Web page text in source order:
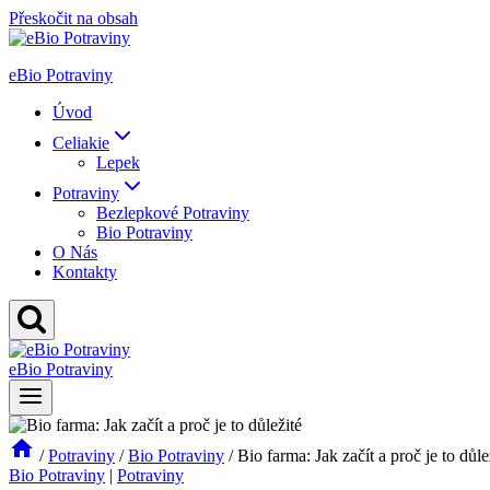
Přeskočit na obsah
eBio Potraviny
Úvod
Celiakie
Lepek
Potraviny
Bezlepkové Potraviny
Bio Potraviny
O Nás
Kontakty
eBio Potraviny
/ Potraviny / Bio Potraviny / Bio farma: Jak začít a proč je to
Bio Potraviny | Potraviny